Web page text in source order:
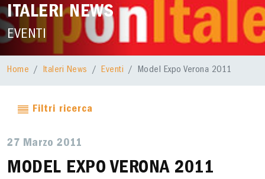
ITALERI NEWS
EVENTI
Home Italeri News Eventi Model Expo Verona 2011
Filtri ricerca
27 Marzo 2011
MODEL EXPO VERONA 2011